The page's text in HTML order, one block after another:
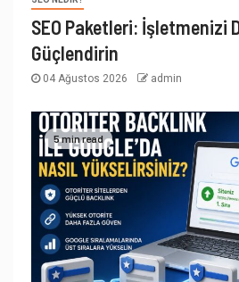
SEO Paketleri: İşletmenizi
Güçlendirin
04 Ağustos 2026 admin
5 min read